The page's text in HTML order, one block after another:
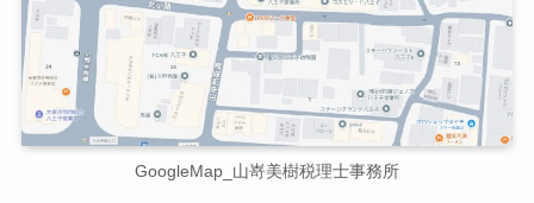
GoogleMap_山嵜美樹税理士事務所